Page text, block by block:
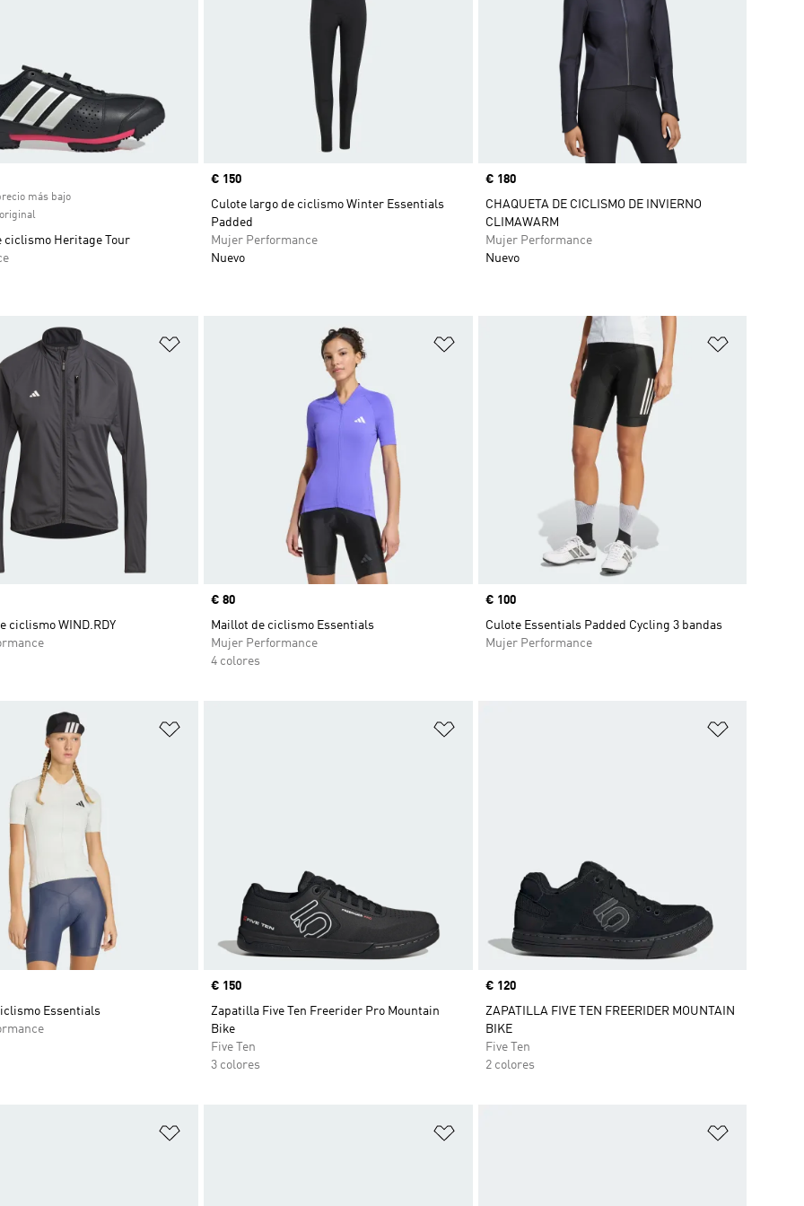
más bajo
ciclismo Heritage Tour
Precio
€ 150
Culote largo de ciclismo Winter Essentials
Padded
Mujer Performance
Nuevo
Precio
€ 180
CHAQUETA DE CICLISMO DE INVIERNO
CLIMAWARM
Mujer Performance
Nuevo
de deseos Añadir a la lista de deseos
ciclismo WIND.RDY
Añadir a la lista de deseos
Precio
€ 80
Maillot de ciclismo Essentials
Mujer Performance
4 colores
Precio
€ 100
Culote Essentials Padded Cycling 3 bandas
Mujer Performance
de deseos
Essentials
Precio
€ 150
Zapatilla Five Ten Freerider Pro Mountain
Bike
Five Ten
3 colores
Precio
€ 120
ZAPATILLA FIVE TEN FREERIDER MOUNTAIN
BIKE
Five Ten
2 colores